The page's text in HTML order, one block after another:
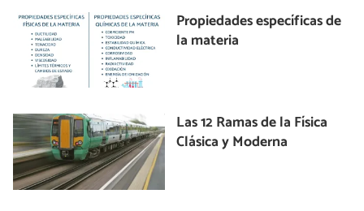
Propiedades específicas de
la materia
Las 12 Ramas de la Física
Clásica y Moderna